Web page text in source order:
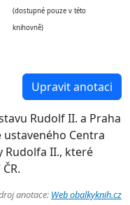
(dostupné pouze v této
knihovně)
Upravit anotaci
Rudolf II. a Praha
ustaveného Centra
Rudolfa II., které
anotace: Web obalkyknih.cz